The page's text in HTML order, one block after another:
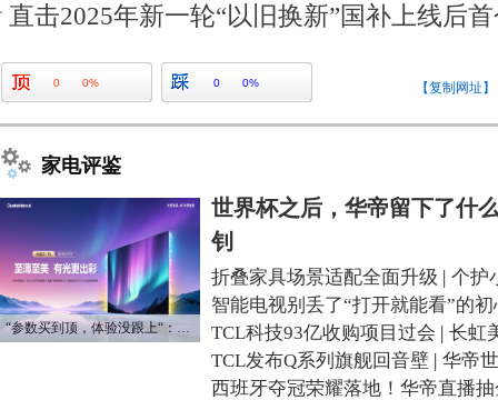
直击2025年新一轮“以旧换新”国补上线后
0 0% 0 0% 【复制网址】
家电评鉴
“参数买到顶，体验没跟上“：长虹追光Q70S给高端电视打了个样
世界杯之后，华帝留下了什
钊
折叠家具场景适配全面升级 | 个护
智能电视别丢了“打开就能看”的初
TCL科技93亿收购项目过会 | 长虹
TCL发布Q系列旗舰回音壁 | 华帝
西班牙夺冠荣耀落地！华帝直播